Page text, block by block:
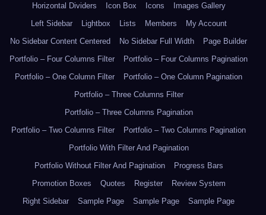
Horizontal Dividers
Icon Box Icons
Images Gallery
Left Sidebar
Lightbox Lists Members
My Account
No Sidebar Content Centered
No Sidebar Full Width
Page Builder
Portfolio – Four Columns Filter
Portfolio – Four Columns Pagination
Portfolio – One Column Filter
Portfolio – One Column Pagination
Portfolio – Three Columns Filter
Portfolio – Three Columns Pagination
Portfolio – Two Columns Filter
Portfolio – Two Columns Pagination
Portfolio With Filter And Pagination
Portfolio Without Filter And Pagination
Progress Bars
Promotion Boxes
Quotes Register
Review System
Right Sidebar
Sample Page Sample Page
Sample Page